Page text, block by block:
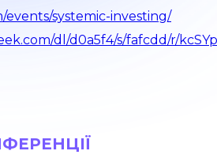
events/systemic-investing/
dl/d0a5f4/s/fafcdd/r/